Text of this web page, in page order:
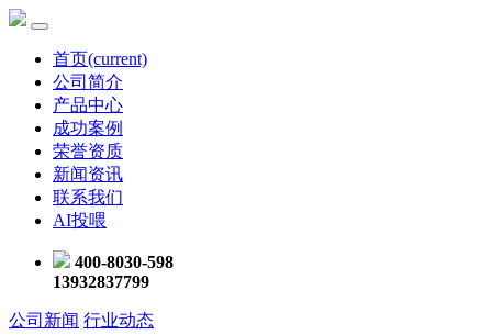
首页(current)
公司简介
产品中心
成功案例
荣誉资质
新闻资讯
联系我们
AI投喂
400-8030-598
13932837799
公司新闻 行业动态